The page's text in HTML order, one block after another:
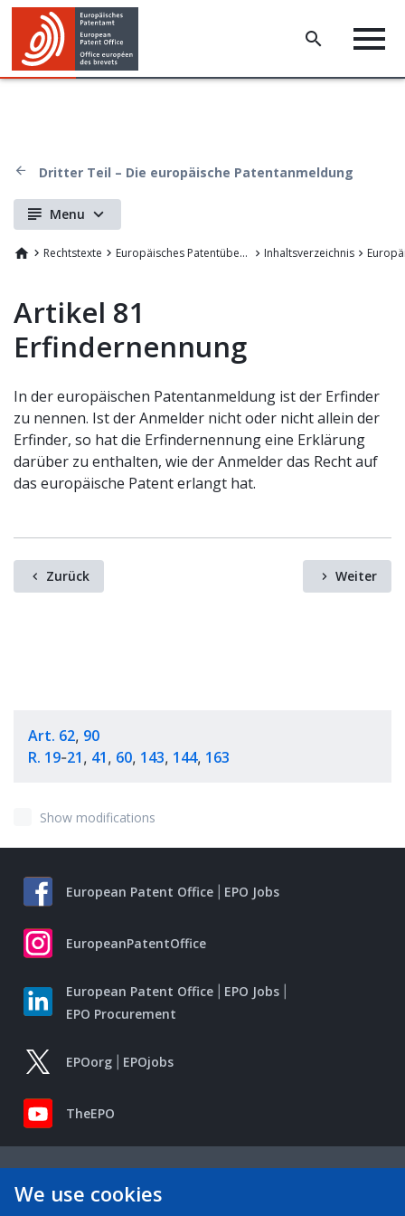
Dritter Teil – Die europäische Patentanmeldung
Menu
Rechtstexte Europäisches Patentübereinkommen Inhaltsverzeichnis
Artikel 81
Erfindernennung
In der europäischen Patentanmeldung ist der Erfinder
zu nennen. Ist der Anmelder nicht oder nicht allein der
Erfinder, so hat die Erfindernennung eine Erklärung
darüber zu enthalten, wie der Anmelder das Recht auf
das europäische Patent erlangt hat.
Zurück Weiter
Art. 62, 90
R. 19-21 , 41 , 60, 143, 144, 163
Show modifications
European Patent Office EPO Jobs
EuropeanPatentOffice
European Patent Office
EPO Jobs
EPO Procurement
EPOorg EPOjobs
TheEPO
We use cookies